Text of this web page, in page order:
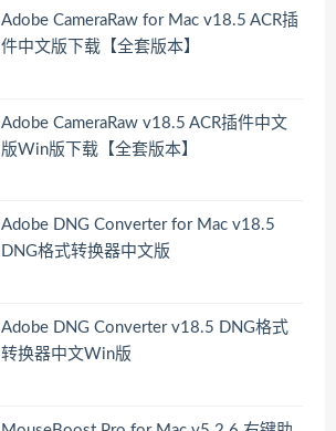
Adobe CameraRaw for Mac v18.5 ACR插
件中文版下载【全套版本】
Adobe CameraRaw v18.5 ACR插件中文
版Win版下载【全套版本】
Adobe DNG Converter for Mac v18.5
DNG格式转换器中文版
Adobe DNG Converter v18.5 DNG格式
转换器中文Win版